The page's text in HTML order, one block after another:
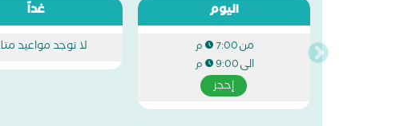
اليوم
من7:00 م
الى9:00 م
إحجز
غداً
لا توجد مواعيد